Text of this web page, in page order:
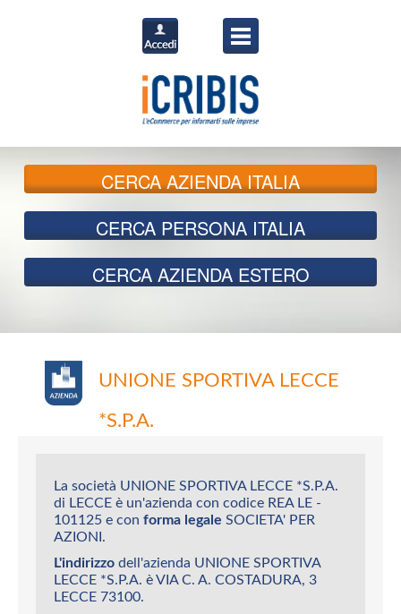
CERCAAZIENDA ITALIA
CERCA PERSONA ITALIA
CERCA AZIENDA ESTERO
UNIONE SPORTIVA LECCE
*S.P.A.
La società UNIONE SPORTIVA LECCE *S.P.A.
di LECCE è un'azienda con codice REA LE -
101125 e con forma legale SOCIETA' PER
AZIONI.
L'indirizzo dell'azienda UNIONE SPORTIVA
LECCE *S.P.A. è VIA C. A. COSTADURA, 3
LECCE 73100.